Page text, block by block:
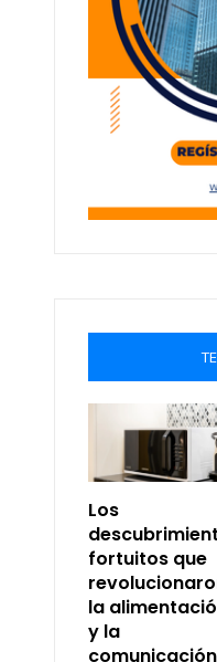
Los
fortuitos que
la
y la
comunicación